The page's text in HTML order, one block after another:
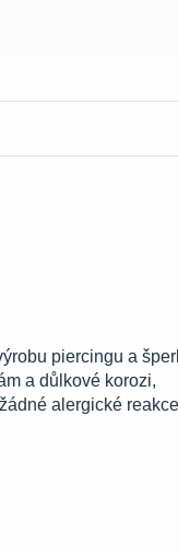
piercingu a
a důlkové korozi,
alergické